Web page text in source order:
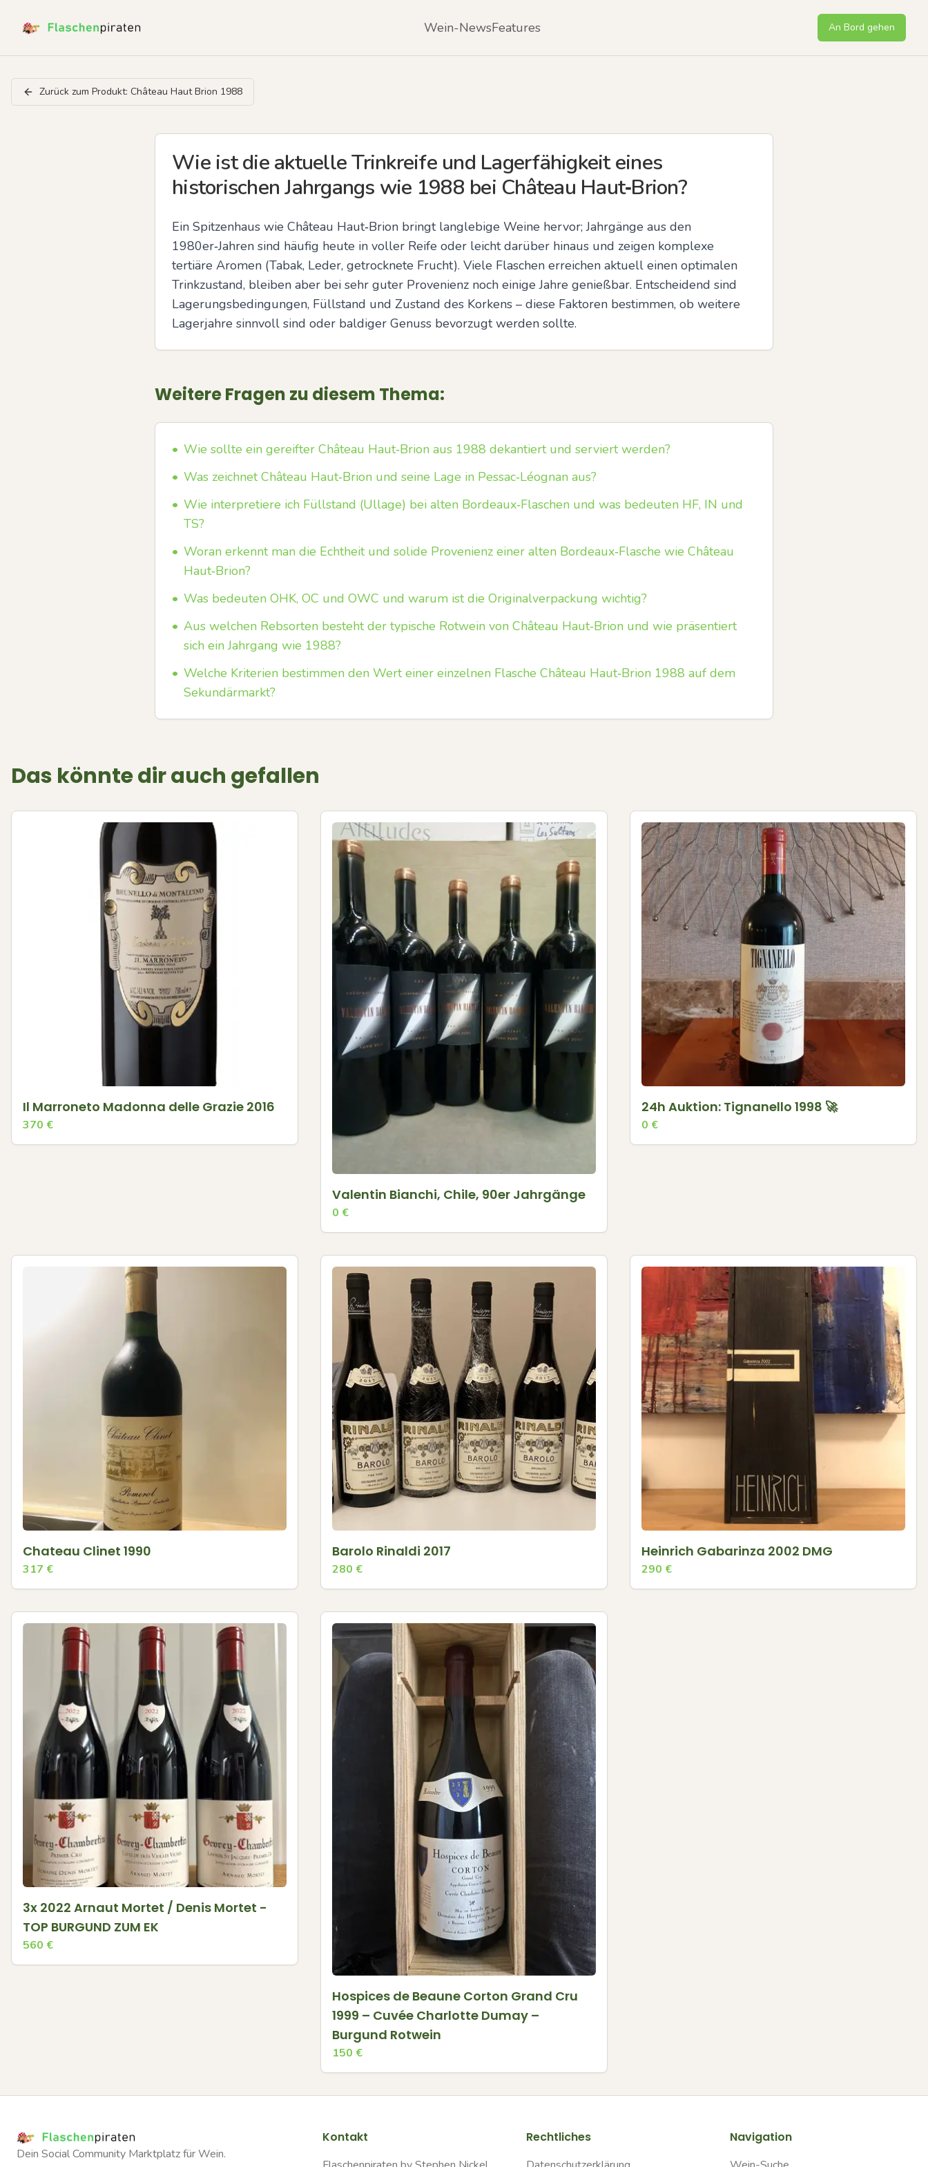
Wein-NewsFeatures An Bord gehen
Zurück zum Produkt: Château Haut Brion 1988
Wie ist die aktuelle Trinkreife und Lagerfähigkeit eines
historischen Jahrgangs wie 1988 bei Château Haut‑Brion?
Ein Spitzenhaus wie Château Haut‑Brion bringt langlebige Weine hervor; Jahrgänge aus den
1980er‑Jahren sind häufig heute in voller Reife oder leicht darüber hinaus und zeigen komplexe
tertiäre Aromen (Tabak, Leder, getrocknete Frucht). Viele Flaschen erreichen aktuell einen optimalen
Trinkzustand, bleiben aber bei sehr guter Provenienz noch einige Jahre genießbar. Entscheidend sind
Lagerungsbedingungen, Füllstand und Zustand des Korkens – diese Faktoren bestimmen, ob weitere
Lagerjahre sinnvoll sind oder baldiger Genuss bevorzugt werden sollte.
Weitere Fragen zu diesem Thema:
• Wie sollte ein gereifter Château Haut‑Brion aus 1988 dekantiert und serviert werden?
• Was zeichnet Château Haut‑Brion und seine Lage in Pessac‑Léognan aus?
• Wie interpretiere ich Füllstand (Ullage) bei alten Bordeaux‑Flaschen und was bedeuten HF, IN und
TS?
• Woran erkennt man die Echtheit und solide Provenienz einer alten Bordeaux‑Flasche wie Château
Haut‑Brion?
• Was bedeuten OHK, OC und OWC und warum ist die Originalverpackung wichtig?
• Aus welchen Rebsorten besteht der typische Rotwein von Château Haut‑Brion und wie präsentiert
sich ein Jahrgang wie 1988?
• Welche Kriterien bestimmen den Wert einer einzelnen Flasche Château Haut‑Brion 1988 auf dem
Sekundärmarkt?
Das könnte dir auch gefallen
Il Marroneto Madonna delle Grazie 2016
370 €
Valentin Bianchi, Chile, 90er Jahrgänge
0 €
24h Auktion: Tignanello 1998 🚀
0 €
Chateau Clinet 1990
317 €
Barolo Rinaldi 2017
280 €
Heinrich Gabarinza 2002 DMG
290 €
3x 2022 Arnaut Mortet / Denis Mortet -
TOP BURGUND ZUM EK
560 €
Hospices de Beaune Corton Grand Cru
1999 – Cuvée Charlotte Dumay –
Burgund Rotwein
150 €
Dein Social Community Marktplatz für Wein.
Kontakt Rechtliches Navigation